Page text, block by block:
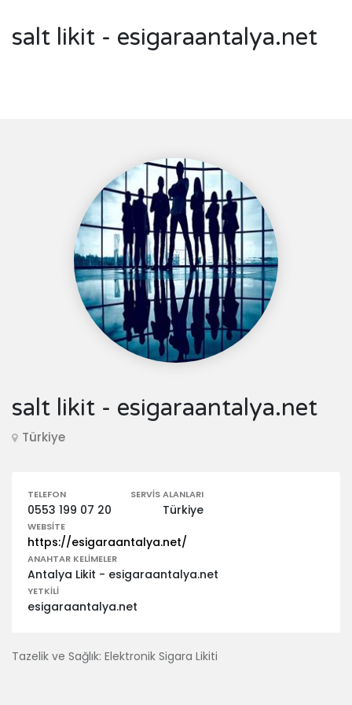
salt likit - esigaraantalya.net
salt likit - esigaraantalya.net
Türkiye
TELEFON
0553 199 07 20
SERVIS ALANLARI
Türkiye
WEBSITE
https://esigaraantalya.net/
ANAHTAR KELIMELER
Antalya Likit - esigaraantalya.net
YETKILI
esigaraantalya.net
Tazelik ve Sağlık: Elektronik Sigara Likiti